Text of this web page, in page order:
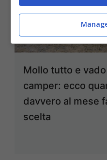
Mollo tutto e
camper: ecco
davvero al mese
scelta